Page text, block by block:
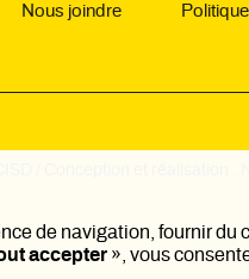
Nous joindre
/ Conception et réalisation :
de navigation, fournir du
accepter », vous